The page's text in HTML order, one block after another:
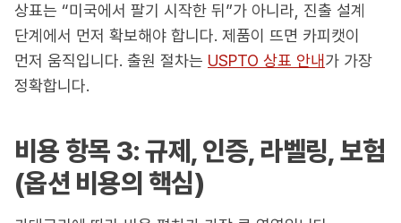
상표는 “미국에서 팔기 시작한 뒤”가 아니라, 진출 설계
단계에서 먼저 확보해야 합니다. 제품이 뜨면 카피캣이
먼저 움직입니다. 출원 절차는 USPTO 상표 안내가 가장
정확합니다.
비용 항목 3: 규제, 인증, 라벨링, 보험
(옵션 비용의 핵심)